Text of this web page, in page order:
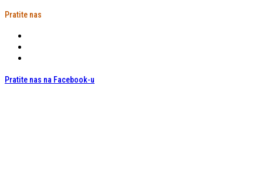
Pratite nas
Pratite nas na Facebook-u